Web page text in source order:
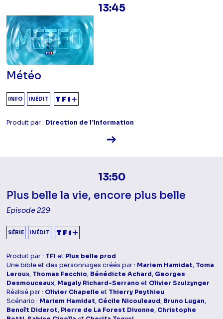
13:45
Météo
INFO INÉDIT
Produit par : Direction de l’Information
Voir la fiche diffusion
13:50
Plus belle la vie, encore plus belle
Episode 229
SÉRIE INÉDIT
Produit par : TF1 et Plus belle prod
Une bible et des personnages créés par : Mariem Hamidat, Toma
Leroux, Thomas Fecchio, Bénédicte Achard, Georges
Desmouceaux, Magaly Richard-Serrano et Olivier Szulzynger
Réalisé par : Olivier Chapelle et Thierry Peythieu
Scénario : Mariem Hamidat, Cécile Nicouleaud, Bruno Lugan,
Benoît Diderot, Pierre de La Forest Divonne, Christophe